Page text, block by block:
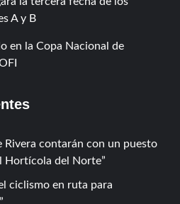
A y B
en la Copa Nacional de
Rivera contarán con un puesto
Hortícola del Norte
ciclismo en ruta para